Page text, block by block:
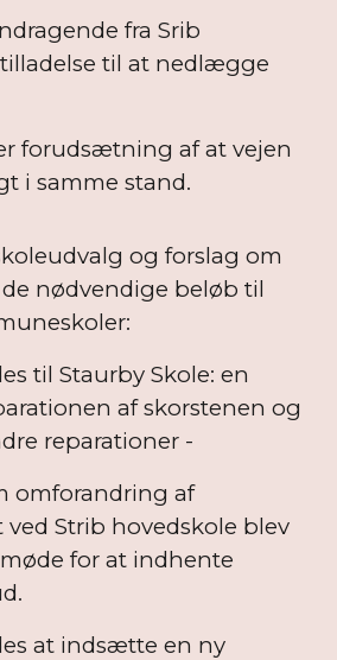
fra Srib
til at nedlægge
forudsætning af at vejen
i samme stand.
og forslag om
nødvendige beløb til
til Staurby Skole: en
af skorstenen og
reparationer -
omforandring af
Strib hovedskole blev
for at indhente
at indsætte en ny